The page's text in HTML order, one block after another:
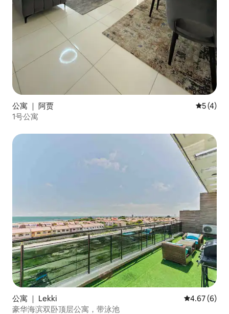
公寓 ｜ 阿贾 平均评分
5 (4)
1号公寓
公寓 ｜ Lekki 平均评分
4.67 (6)
豪华海滨双卧顶层公寓，带泳池